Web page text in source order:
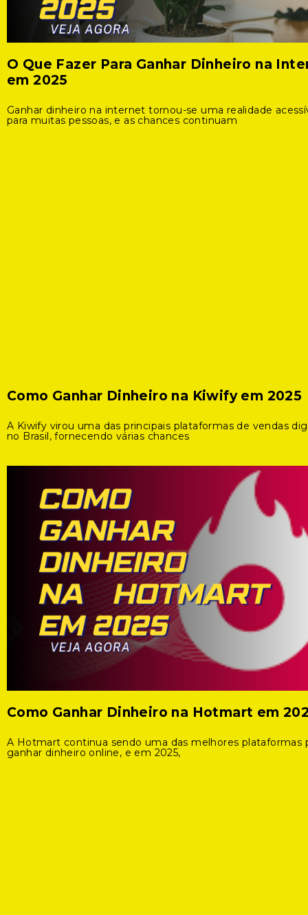
O Que Fazer Para Ganhar Dinheiro na
em 2025
Ganhar dinheiro na internet tornou-se uma realidade
para muitas pessoas, e as chances continuam
Como Ganhar Dinheiro na Kiwify em 2025
A Kiwify virou uma das principais plataformas de vendas
no Brasil, fornecendo várias chances
Como Ganhar Dinheiro na Hotmart em
A Hotmart continua sendo uma das melhores plataformas
ganhar dinheiro online, e em 2025,